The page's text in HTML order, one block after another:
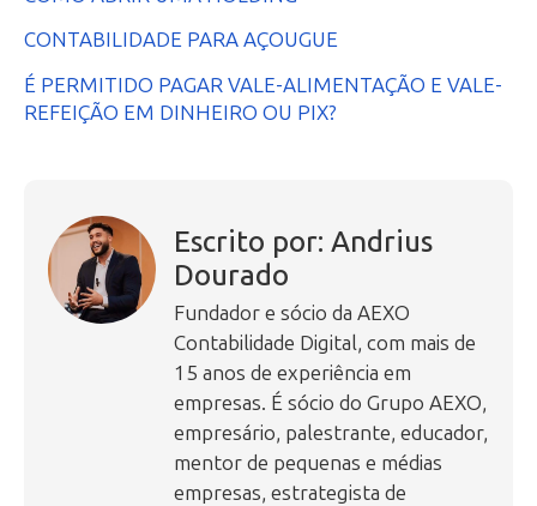
CONTABILIDADE PARA AÇOUGUE
É PERMITIDO PAGAR VALE-ALIMENTAÇÃO E VALE-
REFEIÇÃO EM DINHEIRO OU PIX?
Escrito por: Andrius
Dourado
Fundador e sócio da AEXO
Contabilidade Digital, com mais de
15 anos de experiência em
empresas. É sócio do Grupo AEXO,
empresário, palestrante, educador,
mentor de pequenas e médias
empresas, estrategista de